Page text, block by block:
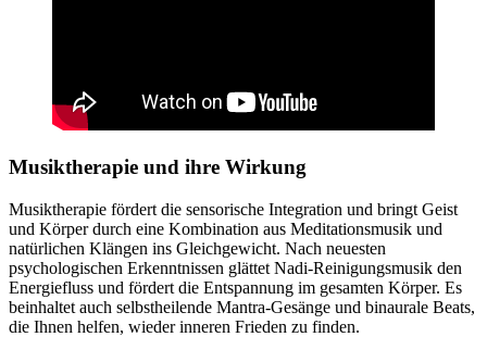
Musiktherapie und ihre Wirkung
Musiktherapie fördert die sensorische Integration und bringt Geist
und Körper durch eine Kombination aus Meditationsmusik und
natürlichen Klängen ins Gleichgewicht. Nach neuesten
psychologischen Erkenntnissen glättet Nadi-Reinigungsmusik den
Energiefluss und fördert die Entspannung im gesamten Körper. Es
beinhaltet auch selbstheilende Mantra-Gesänge und binaurale Beats,
die Ihnen helfen, wieder inneren Frieden zu finden.